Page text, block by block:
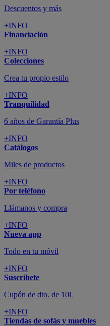
Descuentos y más
+INFO
Financiación
+INFO
Colecciones
Crea tu propio estilo
+INFO
Tranquilidad
6 años de Garantía Plus
+INFO
Catálogos
Miles de productos
+INFO
Por teléfono
Llámanos y compra
+INFO
Nueva app
Todo en tu móvil
+INFO
Suscríbete
Cupón de dto. de 10€
+INFO
Tiendas de sofás y muebles